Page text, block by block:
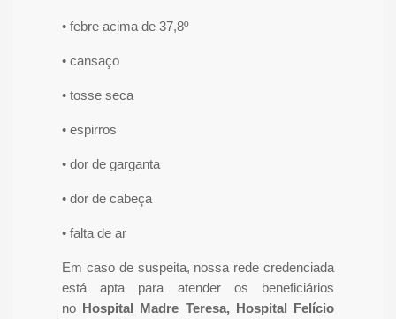
• febre acima de 37,8º
• cansaço
• tosse seca
• espirros
• dor de garganta
• dor de cabeça
• falta de ar
Em caso de suspeita, nossa rede credenciada
está apta para atender os beneficiários
no Hospital Madre Teresa, Hospital Felício